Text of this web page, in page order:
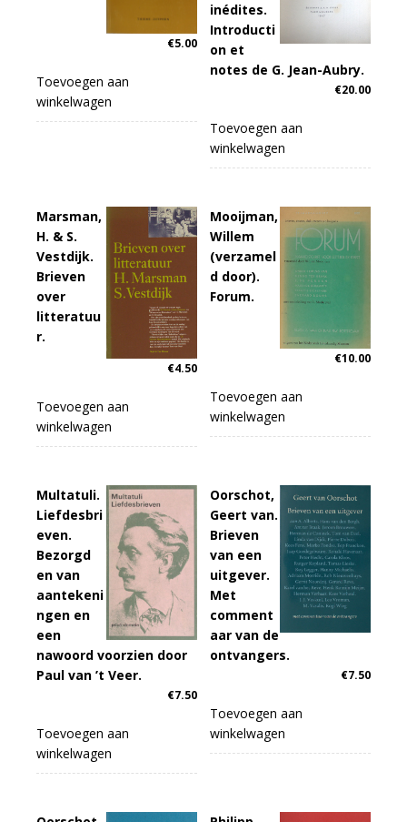
€5.00
Toevoegen aan
winkelwagen
inédites.
Introducti
on et
notes de G. Jean-Aubry.
€20.00
Toevoegen aan
winkelwagen
Marsman,
H. & S.
Vestdijk.
Brieven
over
litteratuu
r.
€4.50
Toevoegen aan
winkelwagen
Mooijman,
Willem
(verzamel
d door).
Forum.
€10.00
Toevoegen aan
winkelwagen
Multatuli.
Liefdesbri
even.
Bezorgd
en van
aantekeni
ngen en
een
nawoord voorzien door
Paul van ’t Veer.
€7.50
Toevoegen aan
winkelwagen
Oorschot,
Geert van.
Brieven
van een
uitgever.
Met
comment
aar van de
ontvangers.
€7.50
Toevoegen aan
winkelwagen